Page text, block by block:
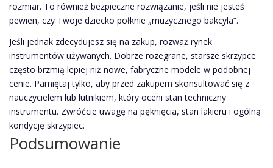
rozmiar. To również bezpieczne rozwiązanie, jeśli nie jesteś
pewien, czy Twoje dziecko połknie „muzycznego bakcyla”.
Jeśli jednak zdecydujesz się na zakup, rozważ rynek
instrumentów używanych. Dobrze rozegrane, starsze skrzypce
często brzmią lepiej niż nowe, fabryczne modele w podobnej
cenie. Pamiętaj tylko, aby przed zakupem skonsultować się z
nauczycielem lub lutnikiem, który oceni stan techniczny
instrumentu. Zwróćcie uwagę na pęknięcia, stan lakieru i ogólną
kondycję skrzypiec.
Podsumowanie